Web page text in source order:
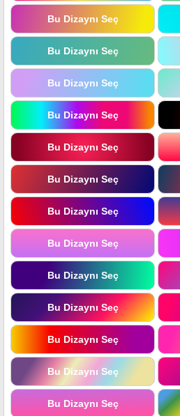
Bu Dizaynı Seç
Bu Dizaynı Seç
Bu Dizaynı Seç
Bu Dizaynı Seç
Bu Dizaynı Seç
Bu Dizaynı Seç
Bu Dizaynı Seç
Bu Dizaynı Seç
Bu Dizaynı Seç
Bu Dizaynı Seç
Bu Dizaynı Seç
Bu Dizaynı Seç
Bu Dizaynı Seç